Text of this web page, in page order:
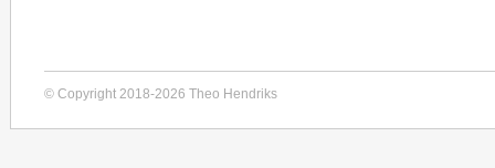
© Copyright 2018-2026 Theo Hendriks